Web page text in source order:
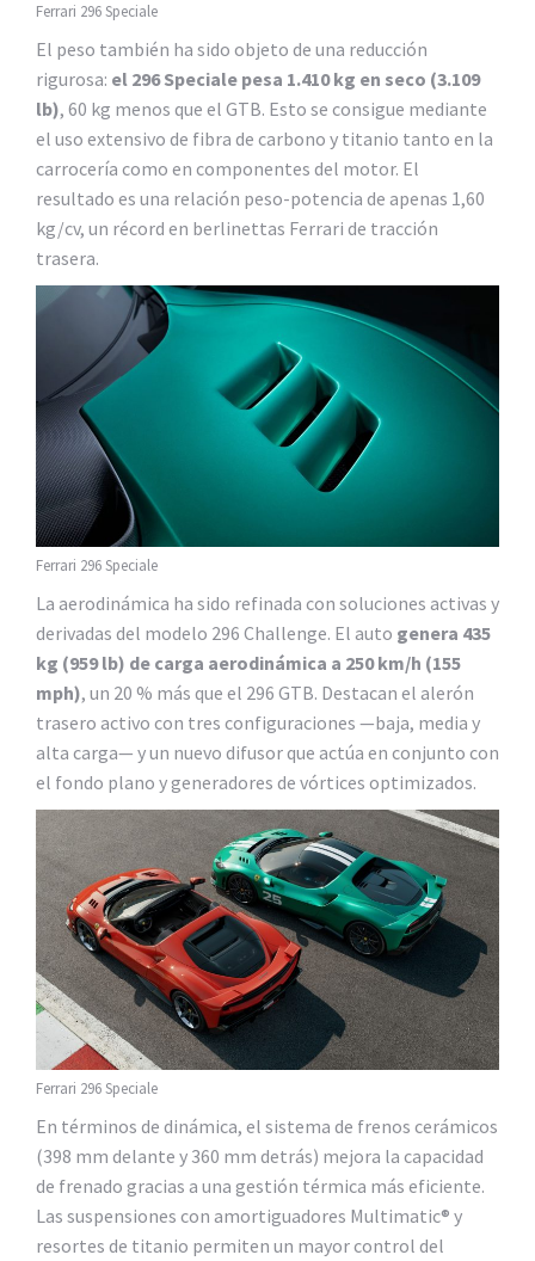
Ferrari 296 Speciale
El peso también ha sido objeto de una reducción
rigurosa: el 296 Speciale pesa 1.410 kg en seco (3.109
lb), 60 kg menos que el GTB. Esto se consigue mediante
el uso extensivo de fibra de carbono y titanio tanto en la
carrocería como en componentes del motor. El
resultado es una relación peso-potencia de apenas 1,60
kg/cv, un récord en berlinettas Ferrari de tracción
trasera.
Ferrari 296 Speciale
La aerodinámica ha sido refinada con soluciones activas y
derivadas del modelo 296 Challenge. El auto genera 435
kg (959 lb) de carga aerodinámica a 250 km/h (155
mph), un 20 % más que el 296 GTB. Destacan el alerón
trasero activo con tres configuraciones —baja, media y
alta carga— y un nuevo difusor que actúa en conjunto con
el fondo plano y generadores de vórtices optimizados.
Ferrari 296 Speciale
En términos de dinámica, el sistema de frenos cerámicos
(398 mm delante y 360 mm detrás) mejora la capacidad
de frenado gracias a una gestión térmica más eficiente.
Las suspensiones con amortiguadores Multimatic® y
resortes de titanio permiten un mayor control del